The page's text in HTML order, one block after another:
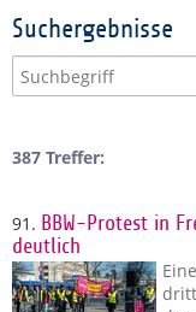
Suchergebnisse
387 Treffer:
91. BBW-Protest in
deutlich